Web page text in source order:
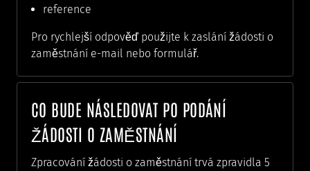
reference
Pro rychlejší odpověď použijte k zaslání žádosti o
zaměstnání e-mail nebo formulář.
CO BUDE NÁSLEDOVAT PO PODÁNÍ
ŽÁDOSTI O ZAMĚSTNÁNÍ
Zpracování žádosti o zaměstnání trvá zpravidla 5